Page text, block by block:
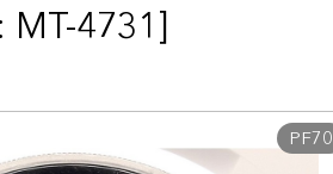
MT-4731]
PF70